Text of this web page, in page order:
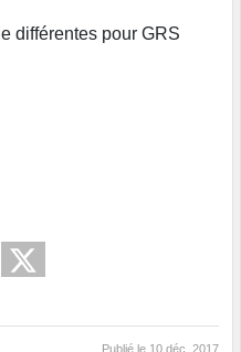
différentes pour GRS
Publié le 10 déc. 2017